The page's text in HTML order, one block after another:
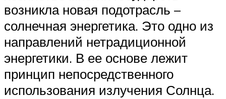
возникла новая подотрасль –
солнечная энергетика. Это одно из
направлений нетрадиционной
энергетики. В ее основе лежит
принцип непосредственного
использования излучения Солнца.